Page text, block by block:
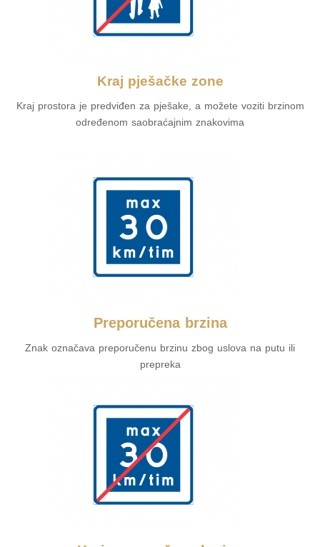
Kraj pješačke zone
Kraj prostora je predviđen za pješake, a možete voziti brzinom
određenom saobraćajnim znakovima
Preporučena brzina
Znak označava preporučenu brzinu zbog uslova na putu ili
prepreka